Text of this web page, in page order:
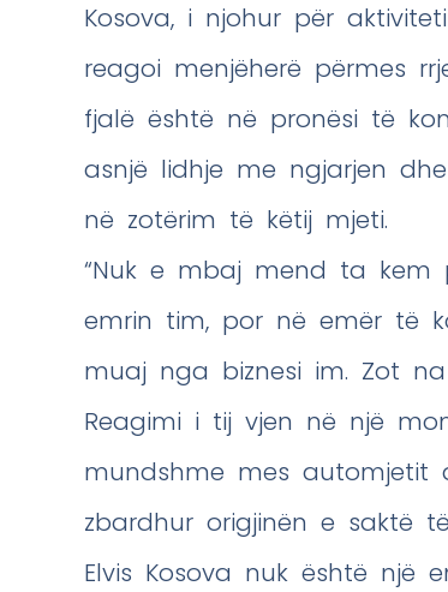
Kosova, i njohur për
reagoi menjëherë përmes
fjalë është në pronësi të
asnjë lidhje me ngjarjen
në zotërim të këtij mjeti.
“Nuk e mbaj mend ta kem
emrin tim, por në emër të
muaj nga biznesi im. Zot
Reagimi i tij vjen në një
mundshme mes automjetit
zbardhur origjinën e saktë
Elvis Kosova nuk është një